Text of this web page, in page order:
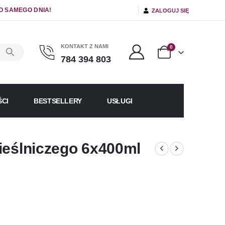
SAMEGO DNIA! ZALOGUJ SIĘ
KONTAKT Z NAMI
784 394 803
0
BESTSELLERY USŁUGI
6x400ml